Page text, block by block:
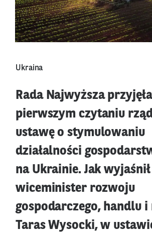
Ukraina
Rada Najwyższa
pierwszym czytaniu
ustawę o stymulowaniu
działalności
na Ukrainie. Jak wyjaśnił
wiceminister rozwoju
gospodarczego, handlu
Taras Wysocki, w